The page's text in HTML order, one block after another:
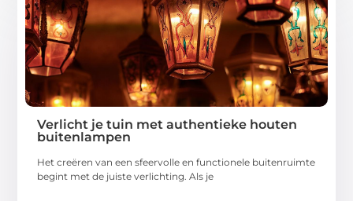
Verlicht je tuin met authentieke houten
buitenlampen
Het creëren van een sfeervolle en functionele buitenruimte
begint met de juiste verlichting. Als je